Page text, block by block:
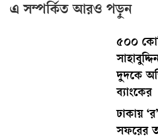
এ সম্পর্কিত আরও পড়ুন
৫০০
দুদকে
ব্যাংকের
ঢাকায়
সফরের